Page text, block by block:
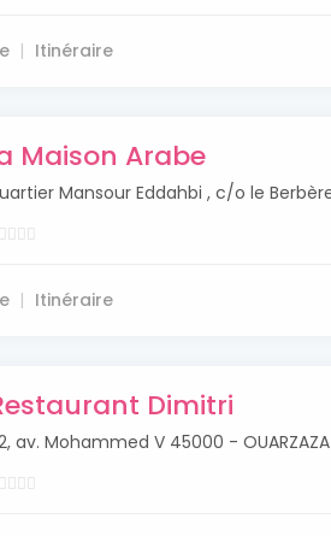
Itinéraire
Maison Arabe
Mansour Eddahbi , c/o le Berbère
Itinéraire
Dimitri
av. Mohammed V 45000 -